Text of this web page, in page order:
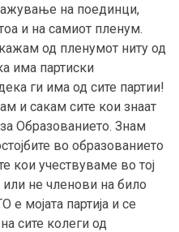
на поединци,
и на самиот пленум.
од пленумот ниту од
има партиски
ги има од сите партии!
и сакам сите кои знаат
Образованието. Знам
во образованието
кои учествуваме во тој
не членови на било
е мојата партија и се
сите колеги од